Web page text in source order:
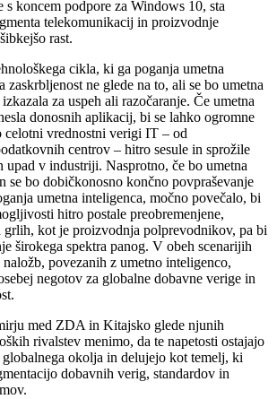
s koncem podpore za Windows 10, sta
telekomunikacij in proizvodnje
rast.
cikla, ki ga poganja umetna
zaskrbljenost ne glede na to, ali se bo umetna
za uspeh ali razočaranje. Če umetna
donosnih aplikacij, bi se lahko ogromne
celotni vrednostni verigi IT – od
centrov – hitro sesule in sprožile
upad v industriji. Nasprotno, če bo umetna
se bo dobičkonosno končno povpraševanje
umetna inteligenca, močno povečalo, bi
hitro postale preobremenjene,
kot je proizvodnja polprevodnikov, pa bi
širokega spektra panog. V obeh scenarijih
povezanih z umetno inteligenco,
negotov za globalne dobavne verige in
med ZDA in Kitajsko glede njunih
rivalstev menimo, da te napetosti ostajajo
okolja in delujejo kot temelj, ki
dobavnih verig, standardov in